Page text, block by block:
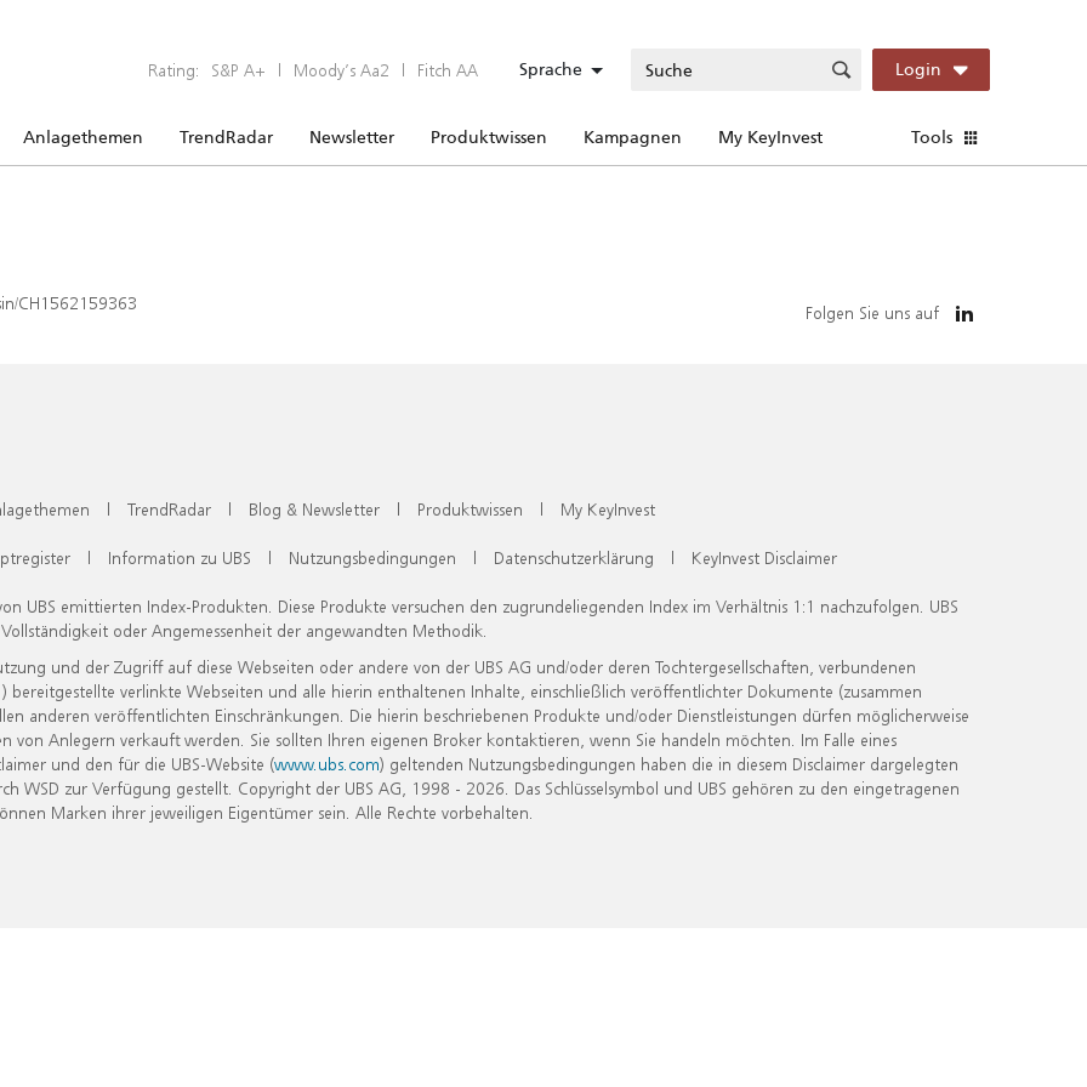
Rating: S&P A+ | Moody’s Aa2 | Fitch AA Sprache Login
Anlagethemen TrendRadar Newsletter Produktwissen Kampagnen My KeyInvest Tools
CH1562159363 Folgen Sie uns auf
| TrendRadar | Blog & Newsletter | Produktwissen | My KeyInvest
| Information zu UBS | Nutzungsbedingungen | Datenschutzerklärung | KeyInvest Disclaimer
UBS emittierten Index-Produkten. Diese Produkte versuchen den zugrundeliegenden Index im Verhältnis 1:1 nachzufolgen. UBS
oder Angemessenheit der angewandten Methodik.
und der Zugriff auf diese Webseiten oder andere von der UBS AG und/oder deren Tochtergesellschaften, verbundenen
verlinkte Webseiten und alle hierin enthaltenen Inhalte, einschließlich veröffentlichter Dokumente (zusammen
anderen veröffentlichten Einschränkungen. Die hierin beschriebenen Produkte und/oder Dienstleistungen dürfen möglicherweise
Anlegern verkauft werden. Sie sollten Ihren eigenen Broker kontaktieren, wenn Sie handeln möchten. Im Falle eines
und den für die UBS-Website (www.ubs.com) geltenden Nutzungsbedingungen haben die in diesem Disclaimer dargelegten
zur Verfügung gestellt. Copyright der UBS AG, 1998 - 2026. Das Schlüsselsymbol und UBS gehören zu den eingetragenen
Marken ihrer jeweiligen Eigentümer sein. Alle Rechte vorbehalten.